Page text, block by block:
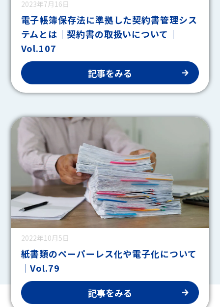
2023年7月16日
電子帳簿保存法に準拠した契約書管理シス
テムとは｜契約書の取扱いについて｜
Vol.107
記事をみる
2022年10月5日
紙書類のペーパーレス化や電子化について
｜Vol.79
記事をみる